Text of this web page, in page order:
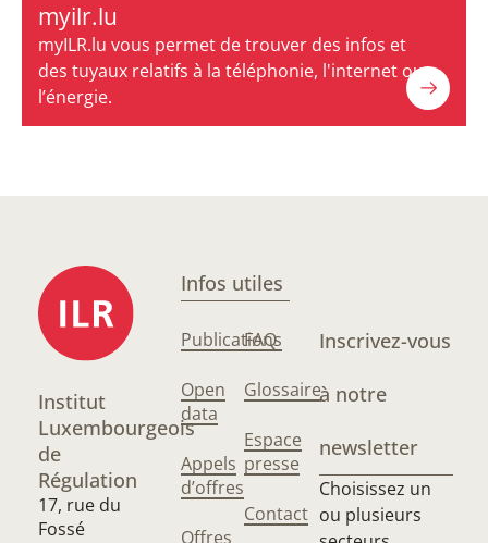
myilr.lu
myILR.lu vous permet de trouver des infos et
des tuyaux relatifs à la téléphonie, l'internet ou
l’énergie.
Institut
Luxembourgeois
de
Régulation
17, rue du
Fossé
Infos utiles
Publications
Open
data
Appels
d’offres
Offres
FAQ
Glossaire
Espace
presse
Contact
Inscrivez-vous
à notre
newsletter
Choisissez un
ou plusieurs